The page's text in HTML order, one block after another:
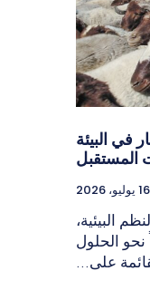
في البيئة
المستقبل
16 يوليو، 2026
البيئية،
نحو الحلول
على...